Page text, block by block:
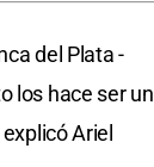
del Plata -
los hace ser un
Ariel